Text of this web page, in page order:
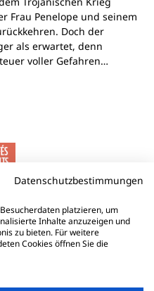
Frau Penelope und seinem
Doch der
als erwartet, denn
voller Gefahren…
Datenschutzbestimmungen
platzieren, um
Inhalte anzuzeigen und
zu bieten. Für weitere
Cookies öffnen Sie die